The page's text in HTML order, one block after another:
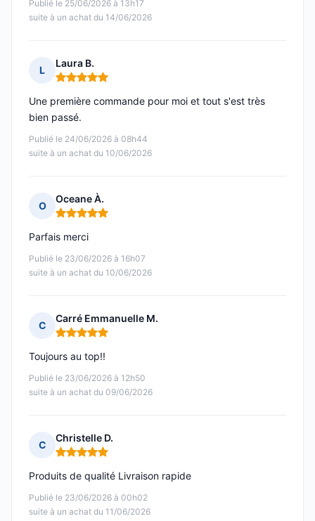
Publié le 25/06/2026 à 13h17
suite à un achat du 14/06/2026
L
Laura B.
Note : 5 sur 5
Publié le 24/06/2026 à 08h44
suite à un achat du 10/06/2026
Une première commande pour moi et tout s'est très
bien passé.
O
Oceane À.
Note : 5 sur 5
Publié le 23/06/2026 à 16h07
suite à un achat du 10/06/2026
Parfais merci
C
Carré Emmanuelle M.
Note : 5 sur 5
Publié le 23/06/2026 à 12h50
suite à un achat du 09/06/2026
Toujours au top!!
C
Christelle D.
Note : 5 sur 5
Publié le 23/06/2026 à 00h02
suite à un achat du 11/06/2026
Produits de qualité Livraison rapide